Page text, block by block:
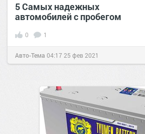
5 Самых надежных
автомобилей с пробегом
0 1
Авто-Тема 04:17 25 фев 2021